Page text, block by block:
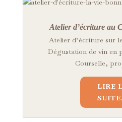
Atelier d’écriture au
Atelier d’écriture sur
Dégustation de vin en
Courselle,
LIRE